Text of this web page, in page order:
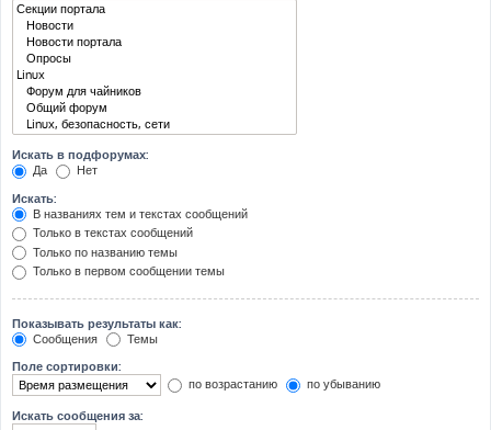
Искать в подфорумах:
Да
Нет
Искать:
В названиях тем и текстах сообщений
Только в текстах сообщений
Только по названию темы
Только в первом сообщении темы
Показывать результаты как:
Сообщения
Темы
Поле сортировки:
по возрастанию
по убыванию
Искать сообщения за: